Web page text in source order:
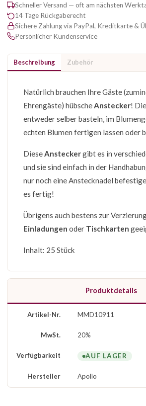
Schneller Versand — oft am nächsten
14 Tage Rückgaberecht
Sichere Zahlung via PayPal, Kreditkarte &
Persönlicher Kundenservice
Beschreibung Zubehör
Natürlich brauchen Ihre Gäste
Ehrengäste) hübsche Anstecker!
entweder selber basteln, im
echten Blumen fertigen lassen oder
Diese Ansteckergibt es in
und sie sind einfach in der
nur noch eine Anstecknadel
es fertig!
Übrigens auch bestens zur
Einladungen oder Tischkarten
Inhalt: 25 Stück
Produktdetails
Artikel-Nr. MMD10911
MwSt. 20%
Verfügbarkeit AUF LAGER
Hersteller Apollo